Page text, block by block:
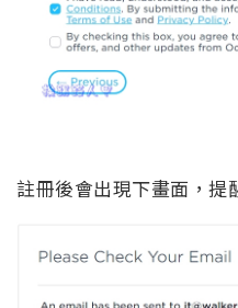
註冊後會出現下畫面，提